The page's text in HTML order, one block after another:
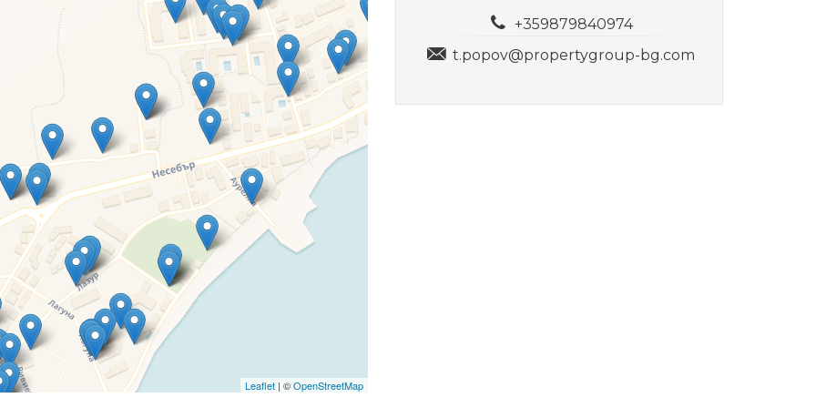
Leaflet | ©OpenStreetMap
+359879840974
t.popov@propertygroup-bg.com